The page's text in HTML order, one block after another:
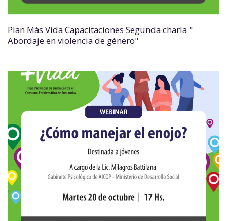
Plan Más Vida Capacitaciones Segunda charla "
Abordaje en violencia de género"